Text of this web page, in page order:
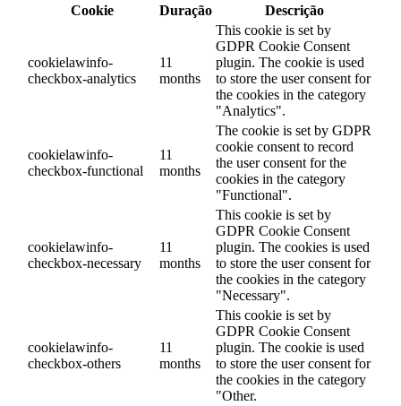
Cookie
Duração Descrição
cookielawinfo-
checkbox-analytics
11
months
This cookie is set by
GDPR Cookie Consent
plugin. The cookie is used
to store the user consent for
the cookies in the category
"Analytics".
cookielawinfo-
checkbox-functional
11
months
The cookie is set by GDPR
cookie consent to record
the user consent for the
cookies in the category
"Functional".
cookielawinfo-
checkbox-necessary
11
months
This cookie is set by
GDPR Cookie Consent
plugin. The cookies is used
to store the user consent for
the cookies in the category
"Necessary".
cookielawinfo-
checkbox-others
11
months
This cookie is set by
GDPR Cookie Consent
plugin. The cookie is used
to store the user consent for
the cookies in the category
"Other.